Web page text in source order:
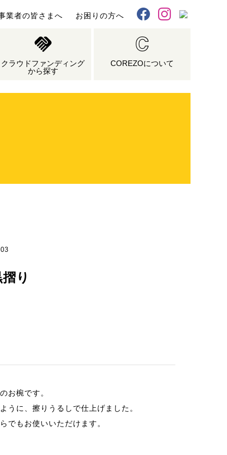
業者の皆さまへ お困りの方へ
FacebookInstagram
クラウドファンディング
から探す
COREZOについて
り
お椀です。
うに、擦りうるしで仕上げました。
でもお使いいただけます。